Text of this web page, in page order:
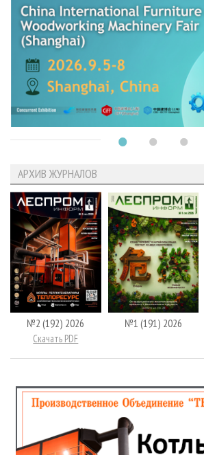
АРХИВ ЖУРНАЛОВ
№2 (192) 2026
Скачать PDF
№1 (191) 2026